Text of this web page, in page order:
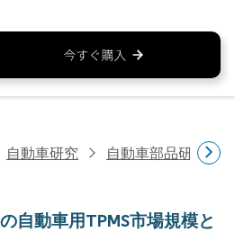
自動車研究 自動車部品研究
自動車用TPMS市場規模と